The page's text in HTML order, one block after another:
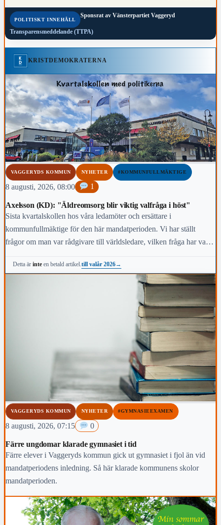
POLITISKT INNEHÅLL
Sponsrat av Vänsterpartiet Vaggeryd
Transparensmeddelande (TTPA)
KRISTDEMOKRATERNA
VAGGERYDS KOMMUN NYHETER #KOMMUNFULLMÄKTIGE
8 augusti, 2026, 08:00 1
Axelsson (KD): "Äldreomsorg blir viktig valfråga i höst"
Sista kvartalskollen hos våra ledamöter och ersättare i
kommunfullmäktige för den här mandatperioden. Vi har ställt
frågor om man var rådgivare till världsledare, vilken fråga har varit
viktigast för kommunens invånare i höst och vem anses vara den
Detta ärinte en betald artikel.till valår 2026→
VAGGERYDS KOMMUN NYHETER #GYMNASIEEXAMEN
8 augusti, 2026, 07:15 0
Färre ungdomar klarade gymnasiet i tid
Färre elever i Vaggeryds kommun gick ut gymnasiet i fjol än vid
mandatperiodens inledning. Så här klarade kommunens skolor
mandatperioden.